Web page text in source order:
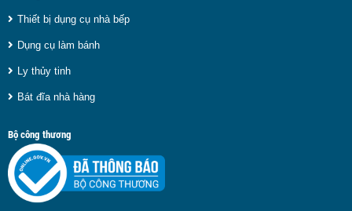
Thiết bị dụng cụ nhà bếp
Dụng cụ làm bánh
Ly thủy tinh
Bát đĩa nhà hàng
Bộ công thương